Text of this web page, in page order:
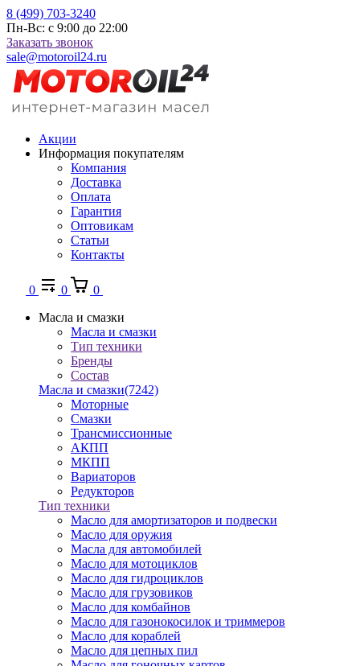
8 (499) 703-3240
Пн-Вс: с 9:00 до 22:00
Заказать звонок
sale@motoroil24.ru
Акции
Информация покупателям
Компания
Доставка
Оплата
Гарантия
Оптовикам
Статьи
Контакты
0 0
0
Масла и смазки
Масла и смазки
Тип техники
Бренды
Состав
Масла и смазки(7242)
Моторные
Смазки
Трансмиссионные
АКПП
МКПП
Вариаторов
Редукторов
Тип техники
Масло для амортизаторов и подвески
Масло для оружия
Масла для автомобилей
Масло для мотоциклов
Масло для гидроциклов
Масло для грузовиков
Масло для комбайнов
Масло для газонокосилок и триммеров
Масло для кораблей
Масло для цепных пил